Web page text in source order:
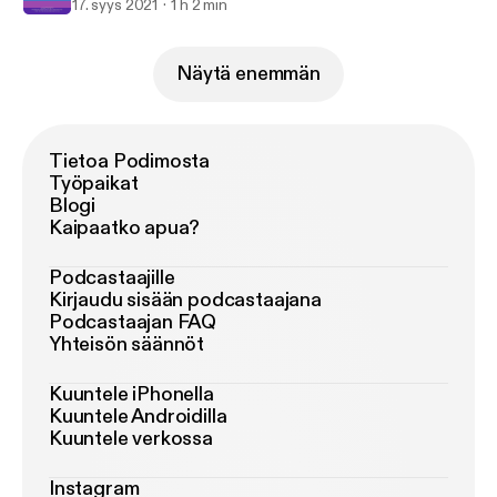
17. syys 2021 1 h 2 min
Näytä enemmän
Tietoa Podimosta
Työpaikat
Blogi
Kaipaatko apua?
Podcastaajille
Kirjaudu sisään podcastaajana
Podcastaajan FAQ
Yhteisön säännöt
Kuuntele iPhonella
Kuuntele Androidilla
Kuuntele verkossa
Instagram